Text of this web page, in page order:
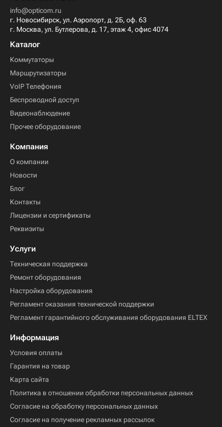
info@opticom.ru
г. Новосибирск, ул. Аэропорт, д. 2Б, оф. 63
г. Москва, ул. Бутлерова, д. 17, этаж 4, офис 4074
Каталог
Коммутаторы
Маршрутизаторы
VoIP Телефония
Беспроводной доступ
Видеонаблюдение
Прочее оборудование
Компания
О компании
Новости
Блог
Контакты
Лицензии и сертификаты
Реквизиты
Услуги
Техническая поддержка
Ремонт оборудования
Настройка оборудования
Регламент оказания технической поддержки
Регламент гарантийного обслуживания оборудования ELTEX
Информация
Условия оплаты
Гарантия на товар
Карта сайта
Политика в отношении обработки персональных данных
Согласие на обработку персональных данных
Согласие на получение рекламных рассылок